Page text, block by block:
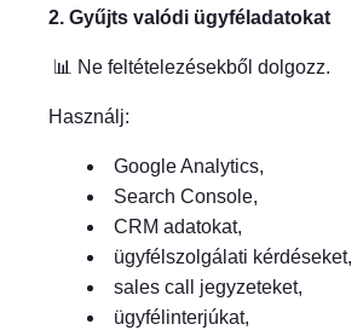
2. Gyűjts valódi ügyféladatokat
📊 Ne feltételezésekből dolgozz.
Használj:
Google Analytics,
Search Console,
CRM adatokat,
ügyfélszolgálati kérdéseket,
sales call jegyzeteket,
ügyfélinterjúkat,